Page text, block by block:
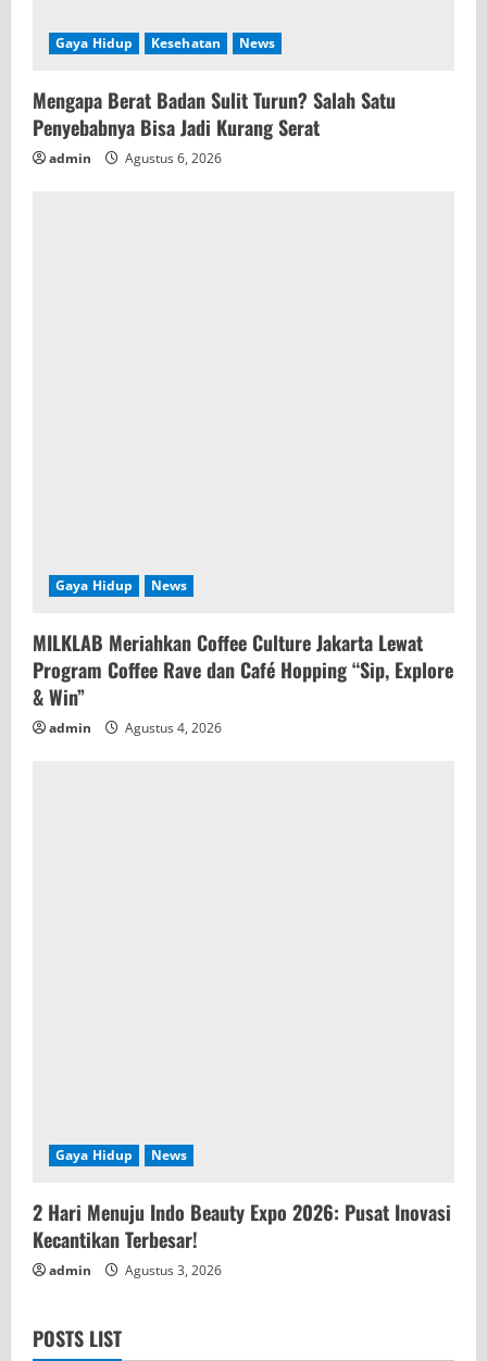
Gaya Hidup Kesehatan News
Mengapa Berat Badan Sulit Turun? Salah Satu
Penyebabnya Bisa Jadi Kurang Serat
admin Agustus 6, 2026
Gaya Hidup News
MILKLAB Meriahkan Coffee Culture Jakarta Lewat
Program Coffee Rave dan Café Hopping “Sip, Explore
& Win”
admin Agustus 4, 2026
Gaya Hidup News
2 Hari Menuju Indo Beauty Expo 2026: Pusat Inovasi
Kecantikan Terbesar!
admin Agustus 3, 2026
POSTS LIST